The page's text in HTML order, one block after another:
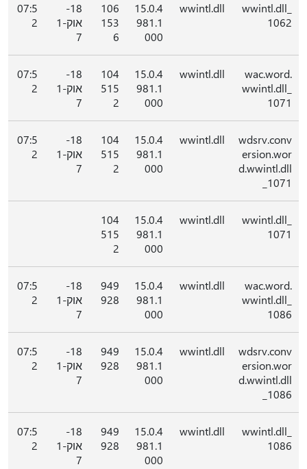
wwintl.dll_
1062
wwintl.dll
15.0.4
981.1
000
106
153
6
18-
אוק-1
7
07:5
2
wac.word.
wwintl.dll_
1071
wwintl.dll
15.0.4
981.1
000
104
515
2
18-
אוק-1
7
07:5
2
wdsrv.conv
ersion.wor
d.wwintl.dll
_1071
wwintl.dll
15.0.4
981.1
000
104
515
2
18-
אוק-1
7
07:5
2
wwintl.dll_
1071
wwintl.dll
15.0.4
981.1
000
104
515
2
wac.word.
wwintl.dll_
1086
wwintl.dll
15.0.4
981.1
000
949
928
18-
אוק-1
7
07:5
2
wdsrv.conv
ersion.wor
d.wwintl.dll
_1086
wwintl.dll
15.0.4
981.1
000
949
928
18-
אוק-1
7
07:5
2
wwintl.dll_
1086
wwintl.dll
15.0.4
981.1
000
949
928
18-
אוק-1
7
07:5
2